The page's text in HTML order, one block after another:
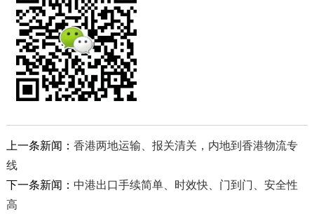
上一条新闻： 香港两地运输、报关清关，内地到香港物流专
线
下一条新闻： 中港出口手续简单、时效快、门到门、安全性
高